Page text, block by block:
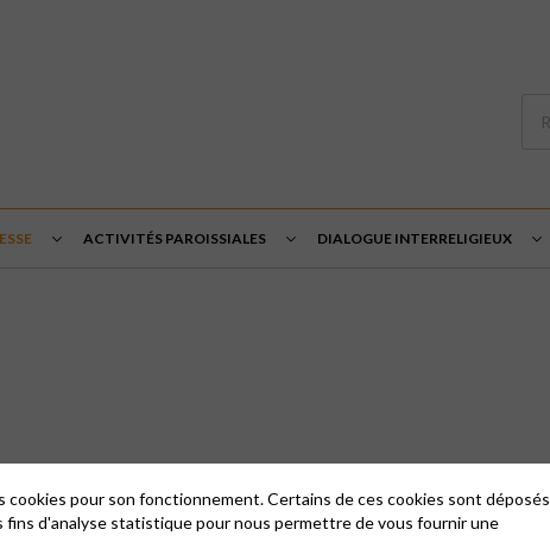
ACTIVITÉS PAROISSIALES DIALOGUE INTERRELIGIEUX
pour son fonctionnement. Certains de ces cookies sont déposés
fins d'analyse statistique pour nous permettre de vous fournir une